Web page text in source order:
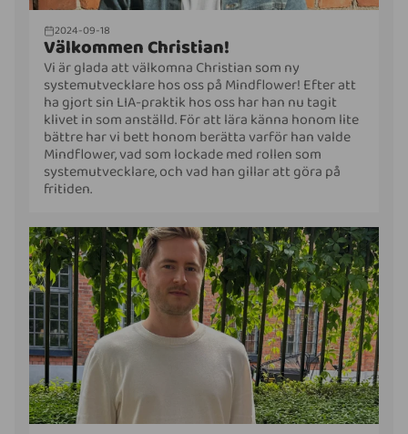
2024-09-18
Välkommen Christian!
Vi är glada att välkomna Christian som ny
systemutvecklare hos oss på Mindflower! Efter att
ha gjort sin LIA-praktik hos oss har han nu tagit
klivet in som anställd. För att lära känna honom lite
bättre har vi bett honom berätta varför han valde
Mindflower, vad som lockade med rollen som
systemutvecklare, och vad han gillar att göra på
fritiden.